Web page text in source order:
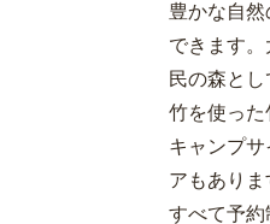
豊かな自
できます
民の森と
竹を使った
キャンプ
アもあり
すべて予約